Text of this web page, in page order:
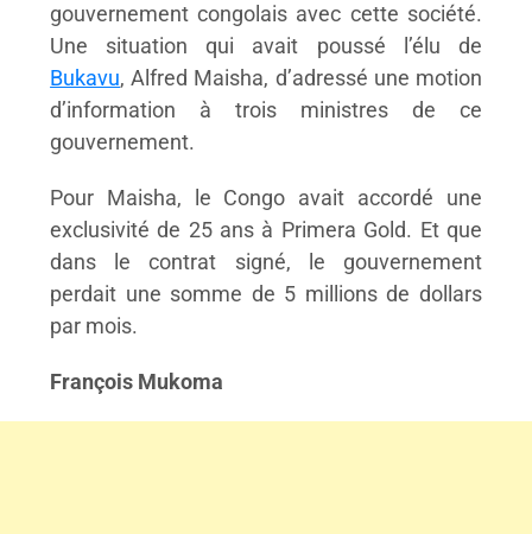
gouvernement congolais avec cette société.
Une situation qui avait poussé l’élu de
Bukavu, Alfred Maisha, d’adressé une motion
d’information à trois ministres de ce
gouvernement.
Pour Maisha, le Congo avait accordé une
exclusivité de 25 ans à Primera Gold. Et que
dans le contrat signé, le gouvernement
perdait une somme de 5 millions de dollars
par mois.
François Mukoma